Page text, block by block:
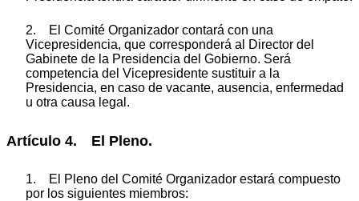
2. El Comité Organizador contará con una
Vicepresidencia, que corresponderá al Director del
Gabinete de la Presidencia del Gobierno. Será
competencia del Vicepresidente sustituir a la
Presidencia, en caso de vacante, ausencia, enfermedad
u otra causa legal.
Artículo 4. El Pleno.
1. El Pleno del Comité Organizador estará compuesto
por los siguientes miembros: